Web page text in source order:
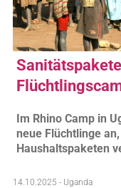
Im Rhino Camp in
neue Flüchtlinge
Haushaltspaketen
14.10.2025 - Uganda